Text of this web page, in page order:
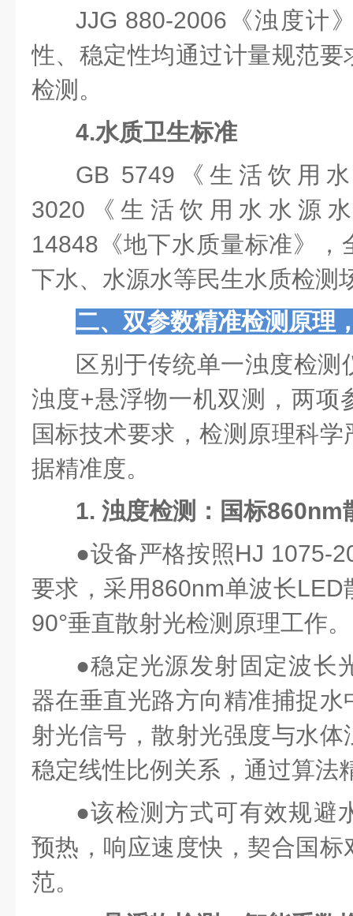
JJG 880-2006《浊度计
性、稳定性均通过计量规范
检测。
4.水质卫生标准
GB 5749 《生活饮用
3020《生活饮用水水源
14848《地下水质量标准》，
下水、水源水等民生水质检测
二、双参数精准检测原理
区别于传统单一浊度检测
浊度+悬浮物一机双测，两项
国标技术要求，检测原理科
据精准度。
1. 浊度检测：国标860nm
●设备严格按照HJ 1075-
要求，采用860nm单波长
90°垂直散射光检测原理工作。
●稳定光源发射固定波长
器在垂直光路方向精准捕捉
射光信号，散射光强度与水
稳定线性比例关系，通过算法
●该检测方式可有效规避
预热，响应速度快，契合国
范。